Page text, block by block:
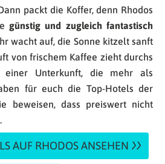
packt die Koffer, denn Rhodos
günstig und zugleich fantastisch
wacht auf, die Sonne kitzelt sanft
von frischem Kaffee zieht durchs
Unterkunft, die mehr als
für euch die Top-Hotels der
beweisen, dass preiswert nicht
AUF RHODOS ANSEHEN